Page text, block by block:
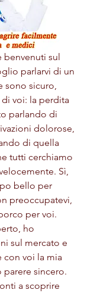
benvenuti sul
parlarvi di un
sono sicuro,
voi: la perdita
parlando di
dolorose,
di quella
tutti cerchiamo
Sì,
bello per
preoccupatevi,
per voi.
ho
sul mercato e
voi la mia
parere sincero.
a scoprire